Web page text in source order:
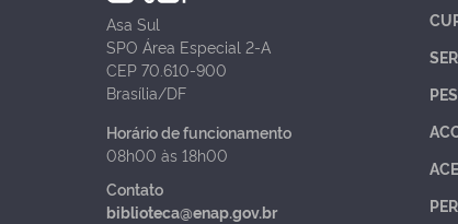
Asa Sul
SPO Área Especial 2-A
CEP 70.610-900
Brasília/DF
Horário de funcionamento
08h00 às 18h00
Contato
biblioteca@enap.gov.br